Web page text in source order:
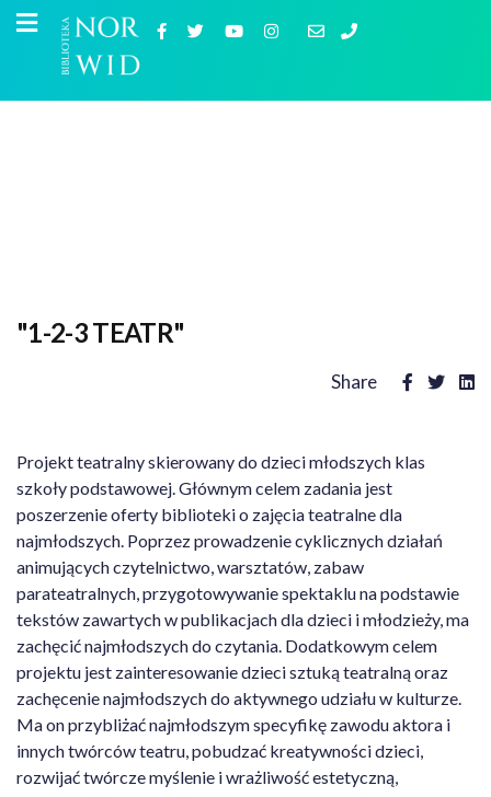
"1-2-3 TEATR"
Share
Projekt teatralny skierowany do dzieci młodszych klas
szkoły podstawowej. Głównym celem zadania jest
poszerzenie oferty biblioteki o zajęcia teatralne dla
najmłodszych. Poprzez prowadzenie cyklicznych działań
animujących czytelnictwo, warsztatów, zabaw
parateatralnych, przygotowywanie spektaklu na podstawie
tekstów zawartych w publikacjach dla dzieci i młodzieży, ma
zachęcić najmłodszych do czytania. Dodatkowym celem
projektu jest zainteresowanie dzieci sztuką teatralną oraz
zachęcenie najmłodszych do aktywnego udziału w kulturze.
Ma on przybliżać najmłodszym specyfikę zawodu aktora i
innych twórców teatru, pobudzać kreatywności dzieci,
rozwijać twórcze myślenie i wrażliwość estetyczną,